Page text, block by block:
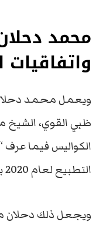
محمد
واتفاقيات
ويعمل محمد
ظبي القوي، الشيخ
الكواليس فيما عرف
التطبيع لعام 2020 بين إسرائيل والإمارات والبحرين.
ويجعل ذلك دحلان